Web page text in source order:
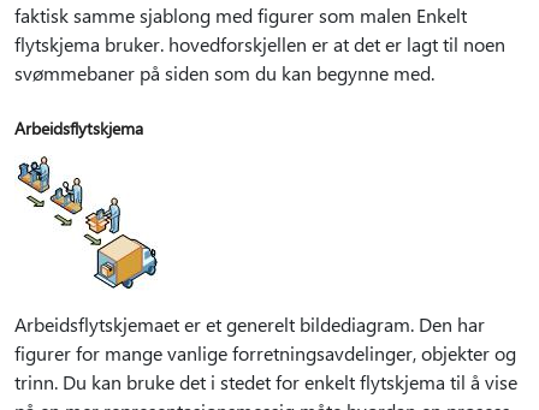
faktisk samme sjablong med figurer som malen Enkelt
flytskjema bruker. hovedforskjellen er at det er lagt til noen
svømmebaner på siden som du kan begynne med.
Arbeidsflytskjema
Arbeidsflytskjemaet er et generelt bildediagram. Den har
figurer for mange vanlige forretningsavdelinger, objekter og
trinn. Du kan bruke det i stedet for enkelt flytskjema til å vise